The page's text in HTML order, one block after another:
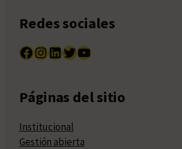
Redes sociales
Facebook InstagramLinkedIn Twitter YouTube
Páginas del sitio
Institucional
Gestión abierta